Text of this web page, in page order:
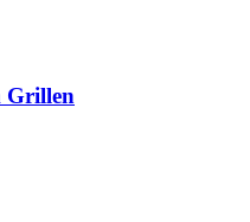
Grillen